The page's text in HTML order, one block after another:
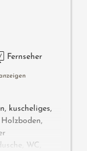
Fernseher
kuscheliges,
WC,